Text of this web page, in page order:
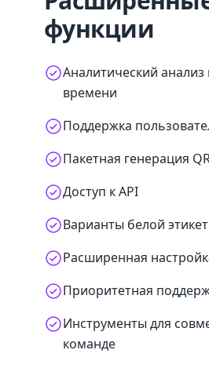
функции
Аналитический
времени
Поддержка
Пакетная генерация
Доступ к API
Варианты белой
Расширенная
Приоритетная
Инструменты для
команде